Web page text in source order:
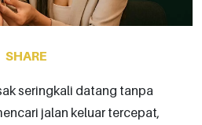
SHARE
seringkali datang tanpa
jalan keluar tercepat,